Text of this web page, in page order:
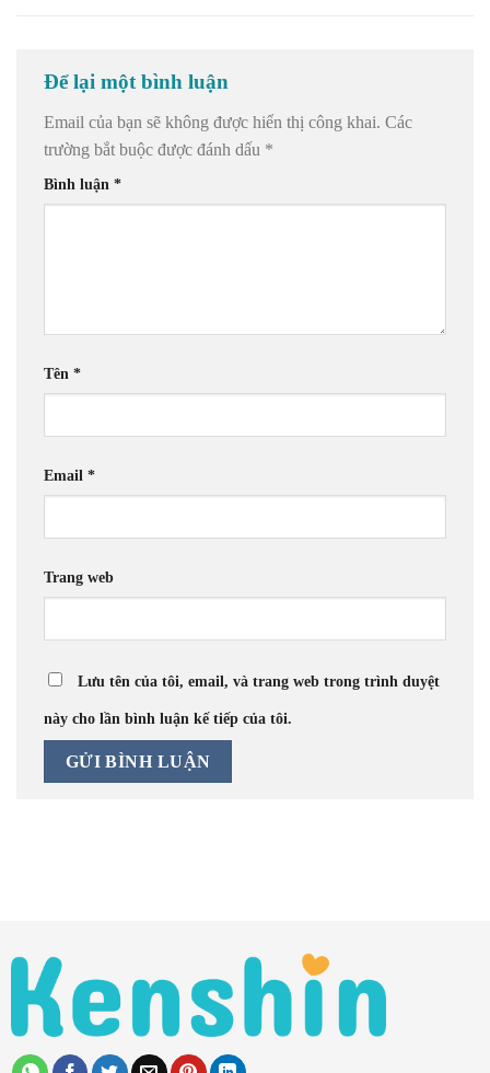
Để lại một bình luận
Email của bạn sẽ không được hiển thị công khai. Các
trường bắt buộc được đánh dấu *
Bình luận *
Tên *
Email *
Trang web
Lưu tên của tôi, email, và trang web trong trình duyệt
này cho lần bình luận kế tiếp của tôi.